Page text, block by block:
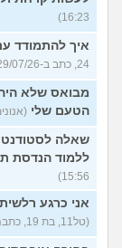
16:23)
איך להתמודד
24, כתב ב-29/07/26 16:14)
מבואס שלא
הטעם שלי (אנונימי, בן 25,
שאלה
ללמוד הנדסת
15:56)
אני כרגע
(טל11, בת 19, כתבה ב-26/07/26 16:47)